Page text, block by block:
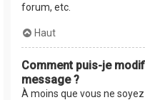
forum, etc.
Haut
Comment puis-je
message ?
À moins que vous ne